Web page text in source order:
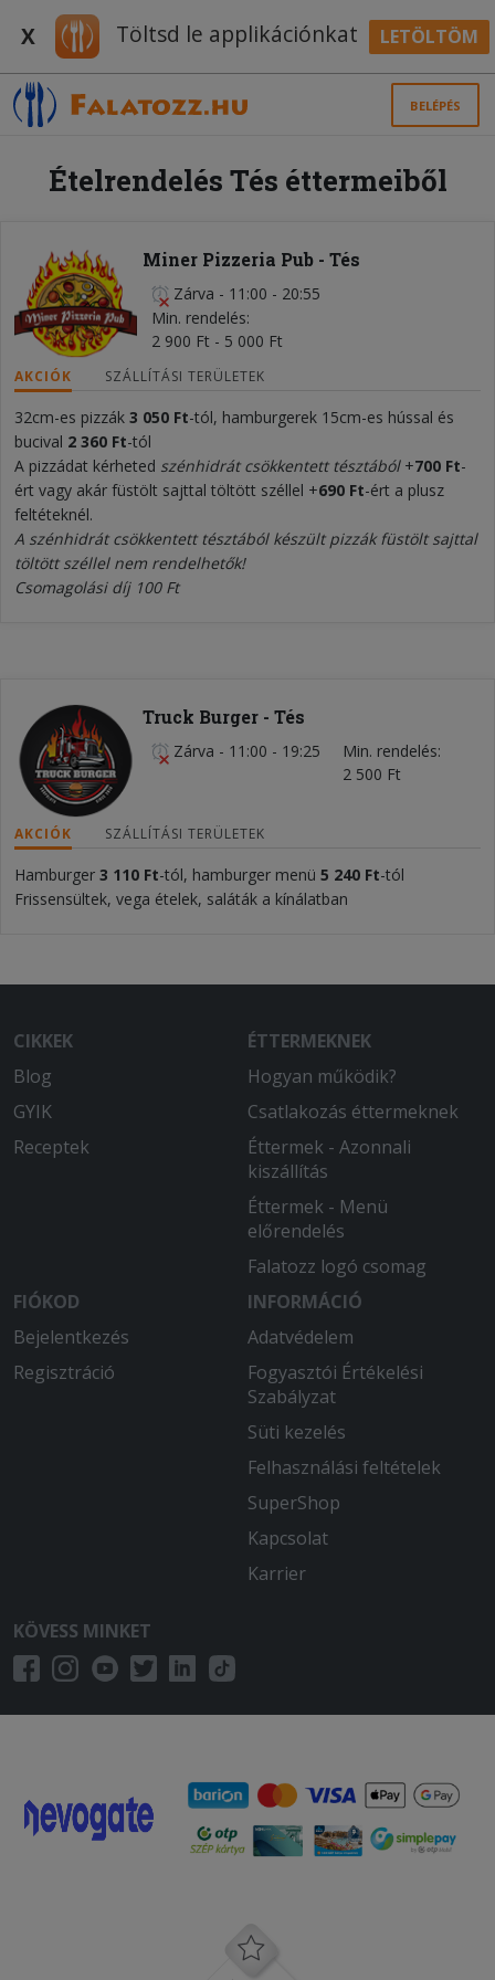
X Töltsd le applikációnkat LETÖLTÖM
BELÉPÉS
Ételrendelés Tés éttermeiből
Miner Pizzeria Pub - Tés
Zárva - 11:00 - 20:55
Min. rendelés
2 900 Ft - 5 000 Ft
AKCIÓK SZÁLLÍTÁSI TERÜLETEK
32cm-es pizzák 3 050 Ft-tól, hamburgerek 15cm-es hússal és
bucival 2 360 Ft-tól
A pizzádat kérheted szénhidrát csökkentett tésztából +700 Ft-
ért vagy akár füstölt sajttal töltött széllel +690 Ft-ért a plusz
feltéteknél.
A szénhidrát csökkentett tésztából készült pizzák füstölt sajttal
töltött széllel nem rendelhetők!
Csomagolási díj 100 Ft
Truck Burger - Tés
Zárva - 11:00 - 19:25
Min. rendelés
2 500 Ft
AKCIÓK SZÁLLÍTÁSI TERÜLETEK
Hamburger 3 110 Ft-tól, hamburger menü 5 240 Ft-tól
Frissensültek, vega ételek, saláták a kínálatban
CIKKEK
Blog
GYIK
Receptek
ÉTTERMEKNEK
Hogyan működik?
Csatlakozás éttermeknek
Éttermek - Azonnali
kiszállítás
Éttermek - Menü
előrendelés
Falatozz logó csomag
FIÓKOD
Bejelentkezés
Regisztráció
INFORMÁCIÓ
Adatvédelem
Fogyasztói Értékelési
Szabályzat
Süti kezelés
Felhasználási feltételek
SuperShop
Kapcsolat
Karrier
KÖVESS MINKET